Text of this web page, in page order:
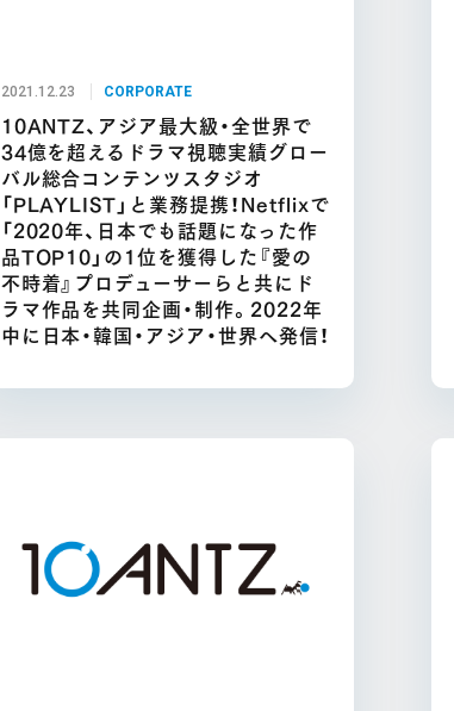
2021.12.23 CORPORATE
10ANTZ、アジア最大級・全世界で
34億を超えるドラマ視聴実績グロー
バル総合コンテンツスタジオ
「PLAYLIST」と業務提携！Netflixで
「2020年、日本でも話題になった作
品TOP10」の1位を獲得した『愛の
不時着』プロデューサーらと共にド
ラマ作品を共同企画・制作。2022年
中に日本・韓国・アジア・世界へ発信！